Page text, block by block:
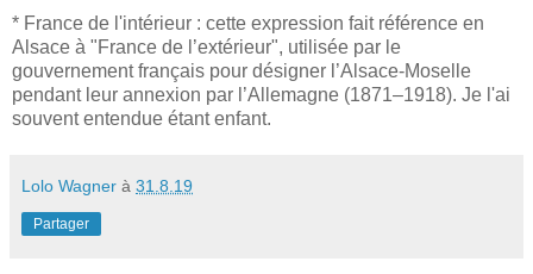
* France de l'intérieur : cette expression fait référence en
Alsace à "France de l’extérieur", utilisée par le
gouvernement français pour désigner l’Alsace-Moselle
pendant leur annexion par l’Allemagne (1871–1918). Je l'ai
souvent entendue étant enfant.
Lolo Wagner à 31.8.19
Partager